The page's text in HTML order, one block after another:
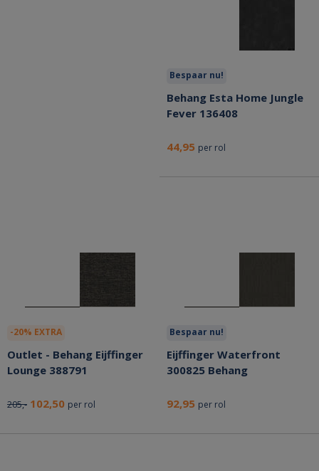
Bespaar nu!
Behang Esta Home Jungle
Fever 136408
44,95 per rol
-20% EXTRA
Outlet - Behang Eijffinger
Lounge 388791
205,- 102,50 per rol
Bespaar nu!
Eijffinger Waterfront
300825 Behang
92,95 per rol